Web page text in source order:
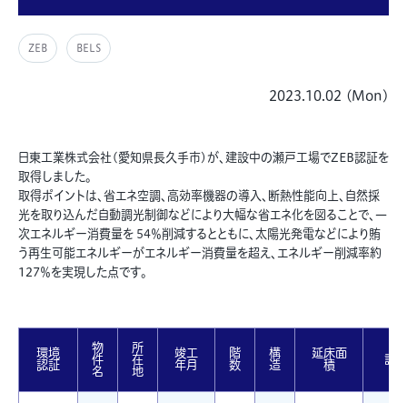
ZEB BELS
2023.10.02 (Mon)
日東工業株式会社(愛知県長久手市)が、建設中の瀬戸工場でZEB認証を
取得しました。
取得ポイントは、省エネ空調、高効率機器の導入、断熱性能向上、自然採
光を取り込んだ自動調光制御などにより大幅な省エネ化を図ることで、一
次エネルギー消費量を 54％削減するとともに、太陽光発電などにより賄
う再生可能エネルギーがエネルギー消費量を超え、エネルギー削減率約
127％を実現した点です。
環境
認証
物
件
名
所
在
地
竣工
年月
階
数
構
造
延床面
積 評価